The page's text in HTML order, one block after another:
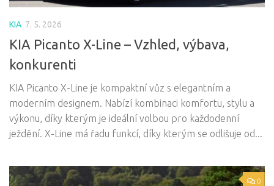
KIA 7. 5. 2026
KIA Picanto X-Line – Vzhled, výbava,
konkurenti
KIA Picanto X-Line je kompaktní vůz s elegantním a
moderním designem. Nabízí kombinaci komfortu, stylu a
výkonu, díky kterým je ideální volbou pro každodenní
ježdění. X-Line má řadu funkcí, díky kterým se odlišuje od...
0